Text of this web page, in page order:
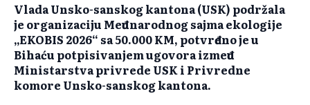
Vlada Unsko-sanskog kantona (USK) podržala
je organizaciju Međunarodnog sajma ekologije
„EKOBIS 2026“ sa 50.000 KM, potvrđeno je u
Bihaću potpisivanjem ugovora između
Ministarstva privrede USK i Privredne
komore Unsko-sanskog kantona.